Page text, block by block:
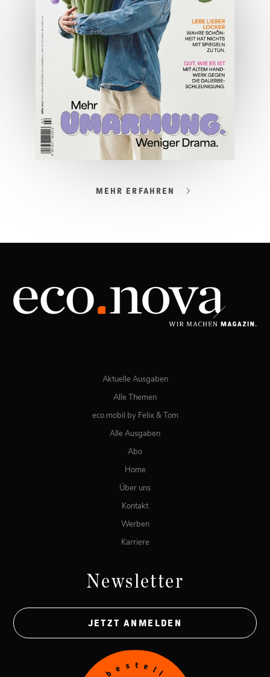
JETZT BESTELLEN
ONLINE LESEN
03/2026
JETZT BESTELLEN
MEHR ERFAHREN
Aktuelle Ausgaben
Alle Themen
eco.mobil by Felix & Tom
Alle Ausgaben
Abo
Home
Über uns
Kontakt
Werben
Karriere
Newsletter
JETZT ANMELDEN